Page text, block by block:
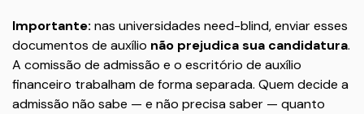
Importante: nas universidades need-blind, enviar esses
documentos de auxílio não prejudica sua candidatura.
A comissão de admissão e o escritório de auxílio
financeiro trabalham de forma separada. Quem decide a
admissão não sabe — e não precisa saber — quanto